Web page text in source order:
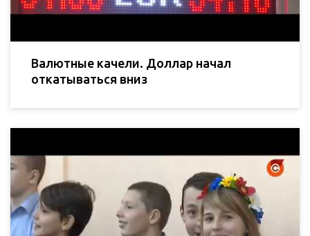
Валютные качели. Доллар начал
откатываться вниз